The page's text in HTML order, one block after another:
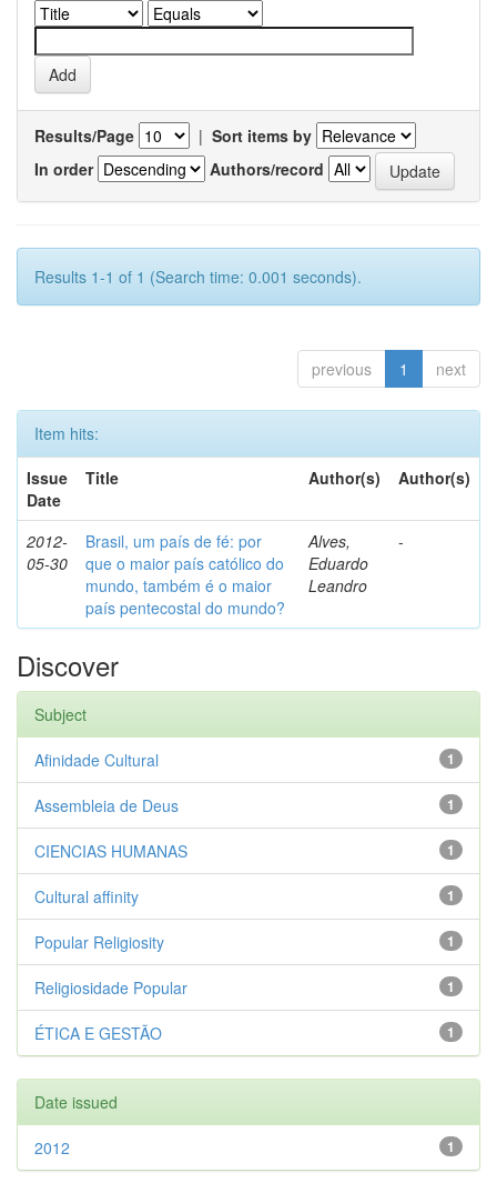
Results/Page | Sort items by
In order
Authors/record
Results 1-1 of 1 (Search time: 0.001 seconds).
previous 1 next
Item hits:
Issue
Date
Title Author(s) Author(s)
2012-
05-30
Brasil, um país de fé: por
que o maior país católico do
mundo, também é o maior
país pentecostal do mundo?
Alves,
Eduardo
Leandro
-
Discover
Subject
1
Afinidade Cultural
1
Assembleia de Deus
1
CIENCIAS HUMANAS
1
Cultural affinity
1
Popular Religiosity
1
Religiosidade Popular
1
ÉTICA E GESTÃO
Date issued
1
2012